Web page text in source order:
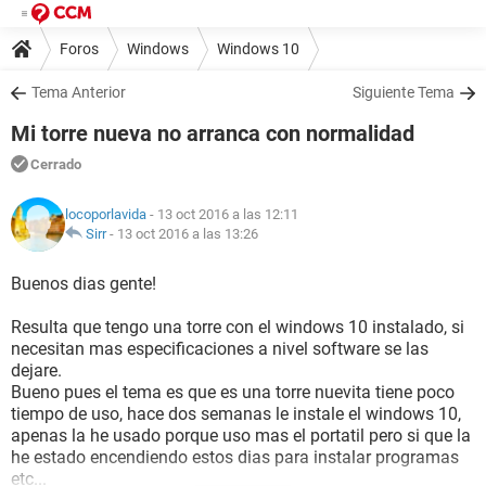
Foros Windows Windows 10
Tema Anterior Siguiente Tema
Mi torre nueva no arranca con normalidad
Cerrado
locoporlavida - 13 oct 2016 a las 12:11
Sirr- 13 oct 2016 a las 13:26
Buenos dias gente!
Resulta que tengo una torre con el windows 10 instalado, si
necesitan mas especificaciones a nivel software se las
dejare.
Bueno pues el tema es que es una torre nuevita tiene poco
tiempo de uso, hace dos semanas le instale el windows 10,
apenas la he usado porque uso mas el portatil pero si que la
he estado encendiendo estos dias para instalar programas
etc...